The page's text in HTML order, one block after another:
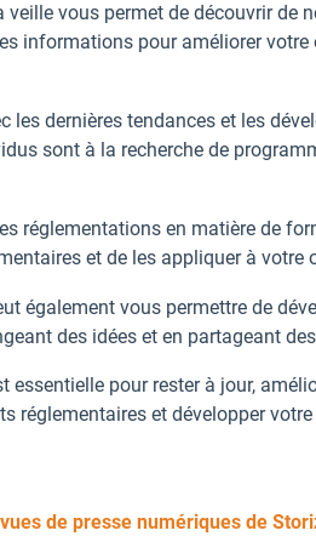
veille vous permet de découvrir de
informations pour améliorer
les dernières tendances et les
sont à la recherche de
réglementations en matière de
et de les appliquer à votre
également vous permettre de
des idées et en partageant
essentielle pour rester à jour,
réglementaires et développer
de presse numériques de